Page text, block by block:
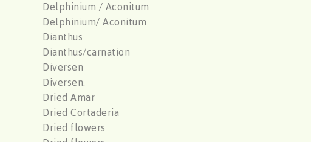
Delphinium / Aconitum
Delphinium/ Aconitum
Dianthus
Dianthus/carnation
Diversen
Diversen.
Dried Amar
Dried Cortaderia
Dried flowers